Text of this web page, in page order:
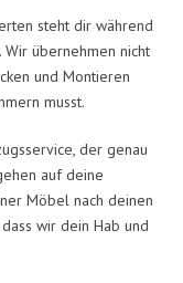
steht dir während
übernehmen nicht
und Montieren
musst.
der genau
auf deine
Möbel nach deinen
wir dein Hab und